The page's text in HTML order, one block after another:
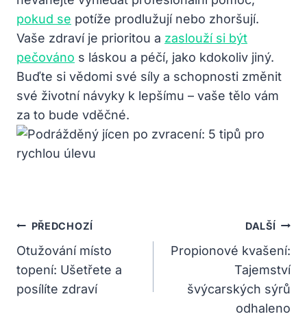
pokud se potíže prodlužují nebo zhoršují.
⁢Vaše zdraví je prioritou a zaslouží si být
pečováno s láskou a péčí, jako kdokoliv jiný.
Buďte si ‍vědomi své síly a schopnosti změnit
své životní návyky k lepšímu – vaše tělo vám
za‌ to bude vděčné.
Navigace
Pro
Příspěvek
PŘEDCHOZÍ
Otužování místo
topení: Ušetřete a
posílíte zdraví
DALŠÍ
Propionové kvašení:
Tajemství
švýcarských sýrů
odhaleno